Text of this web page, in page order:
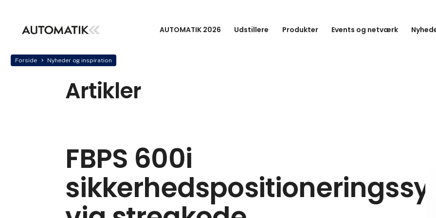
AUTOMATIK 2026 Udstillere Produkter Events og netværk
Forside Nyheder og inspiration
Artikler
FBPS 600i